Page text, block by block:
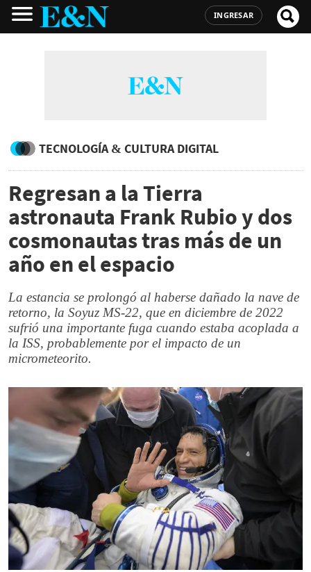
INGRESAR
TECNOLOGÍA & CULTURA DIGITAL
Regresan a la Tierra
astronauta Frank Rubio y dos
cosmonautas tras más de un
año en el espacio
La estancia se prolongó al haberse dañado la nave de
retorno, la Soyuz MS-22, que en diciembre de 2022
sufrió una importante fuga cuando estaba acoplada a
la ISS, probablemente por el impacto de un
micrometeorito.